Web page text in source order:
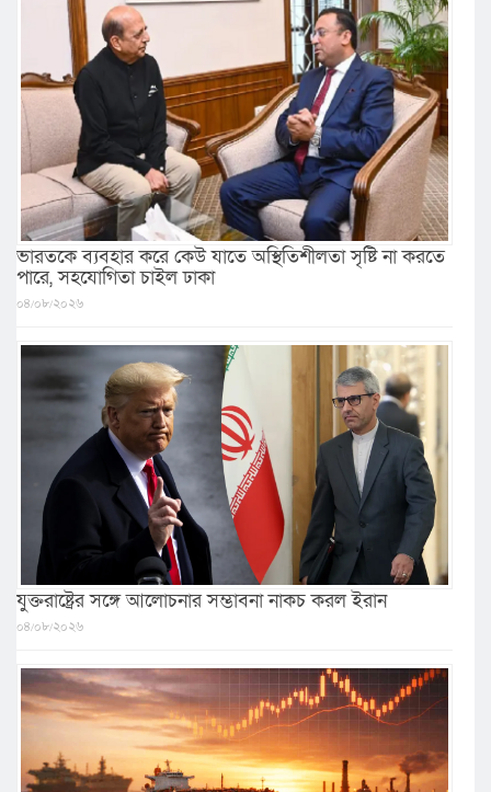
ভারতকে ব্যবহার করে কেউ যাতে অস্থিতিশীলতা সৃষ্টি না করতে
পারে, সহযোগিতা চাইল ঢাকা
০৪/০৮/২০২৬
যুক্তরাষ্ট্রের সঙ্গে আলোচনার সম্ভাবনা নাকচ করল ইরান
০৪/০৮/২০২৬